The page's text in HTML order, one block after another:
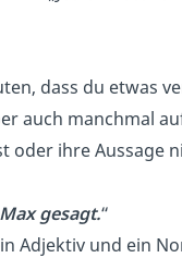
dass du etwas
auch manchmal
oder ihre Aussage
gesagt.“
Adjektiv und ein